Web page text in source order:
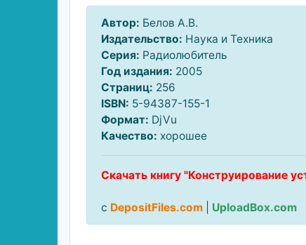
Автор: Белов А.В.
Издательство: Наука и Техника
Серия: Радиолюбитель
Год издания: 2005
Страниц: 256
ISBN: 5-94387-155-1
Формат: DjVu
Качество: хорошее
Скачать книгу "Конструирование
с DepositFiles.com UploadBox.com